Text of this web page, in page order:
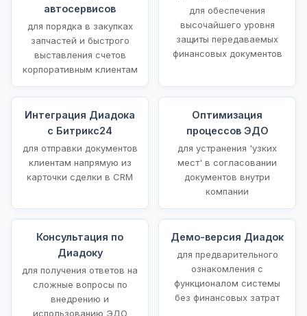
автосервисов
для порядка в закупках
запчастей и быстрого
выставления счетов
корпоративным клиентам
для обеспечения
высочайшего уровня
защиты передаваемых
финансовых документов
Интеграция Диадока
с Битрикс24
для отправки документов
клиентам напрямую из
карточки сделки в CRM
Оптимизация
процессов ЭДО
для устранения 'узких
мест' в согласовании
документов внутри
компании
Консультация по
Диадоку
для получения ответов на
сложные вопросы по
внедрению и
использованию ЭДО
Демо-версия Диадок
для предварительного
ознакомления с
функционалом системы
без финансовых затрат